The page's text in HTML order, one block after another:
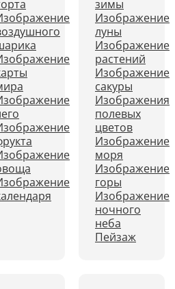
зимы
Изображение
луны
Изображение
растений
Изображение
сакуры
Изображения
полевых
цветов
Изображение
моря
Изображение
горы
Изображение
ночного
неба
Пейзаж